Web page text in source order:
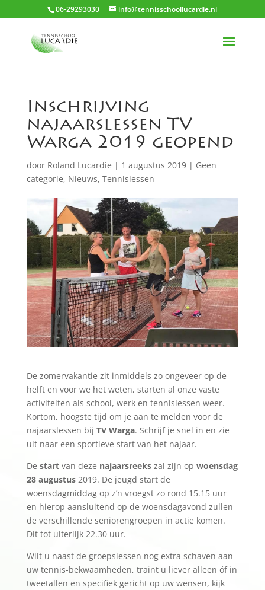
06-29293030 info@tennisschoollucardie.nl
Inschrijving
najaarslessen TV
Warga 2019 geopend
door Roland Lucardie | 1 augustus 2019| Geen
categorie, Nieuws, Tennislessen
De zomervakantie zit inmiddels zo ongeveer op de
helft en voor we het weten, starten al onze vaste
activiteiten als school, werk en tennislessen weer.
Kortom, hoogste tijd om je aan te melden voor de
najaarslessen bij TV Warga. Schrijf je snel in en zie
uit naar een sportieve start van het najaar.
De startvan deze najaarsreekszal zijn op woensdag
28 augustus2019. De jeugd start de
woensdagmiddag op z’n vroegst zo rond 15.15 uur
en hierop aansluitend op de woensdagavond zullen
de verschillende seniorengroepen in actie komen.
Dit tot uiterlijk 22.30 uur.
Wilt u naast de groepslessen nog extra schaven aan
uw tennis-bekwaamheden, traint u liever alleen óf in
tweetallen en specifiek gericht op uw wensen, kijk